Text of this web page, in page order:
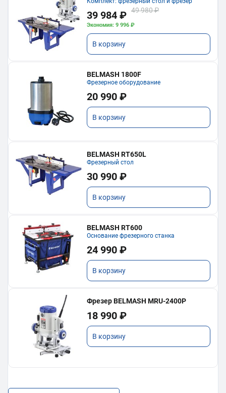
39 984 ₽ 49 980 ₽
Экономия: 9 996 ₽
В корзину
BELMASH 1800F
Фрезерное оборудование
20 990 ₽
В корзину
BELMASH RT650L
Фрезерный стол
30 990 ₽
В корзину
BELMASH RT600
Основание фрезерного станка
24 990 ₽
В корзину
Фрезер BELMASH MRU-2400P
18 990 ₽
В корзину